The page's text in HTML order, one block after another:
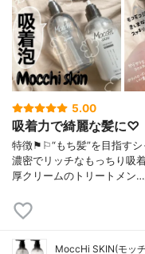
5.00
吸着力で綺麗な髪に♡
特徴⚑︎⚐︎“もち髪”を目指すシ
濃密でリッチなもっちり吸
厚クリームのトリートメン…
MoccHi SKIN(モッ